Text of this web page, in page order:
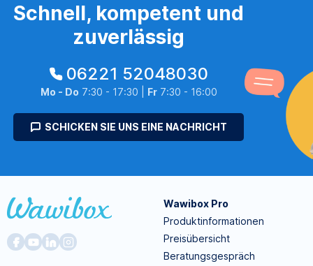
Schnell, kompetent und
zuverlässig
06221 52048030
Mo - Do 7:30 - 17:30 | Fr7:30 - 16:00
SCHICKEN SIE UNS EINE NACHRICHT
Wawibox Pro
Produktinformationen
Preisübersicht
Beratungsgespräch